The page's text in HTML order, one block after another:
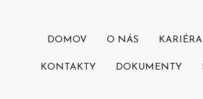
DOMOV O NÁS KARIÉRA
KONTAKTY DOKUMENTY